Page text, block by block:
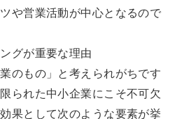
や営業活動が中心となるので
グが重要な理由
のもの」と考えられがちです
られた中小企業にこそ不可欠
果として次のような要素が挙